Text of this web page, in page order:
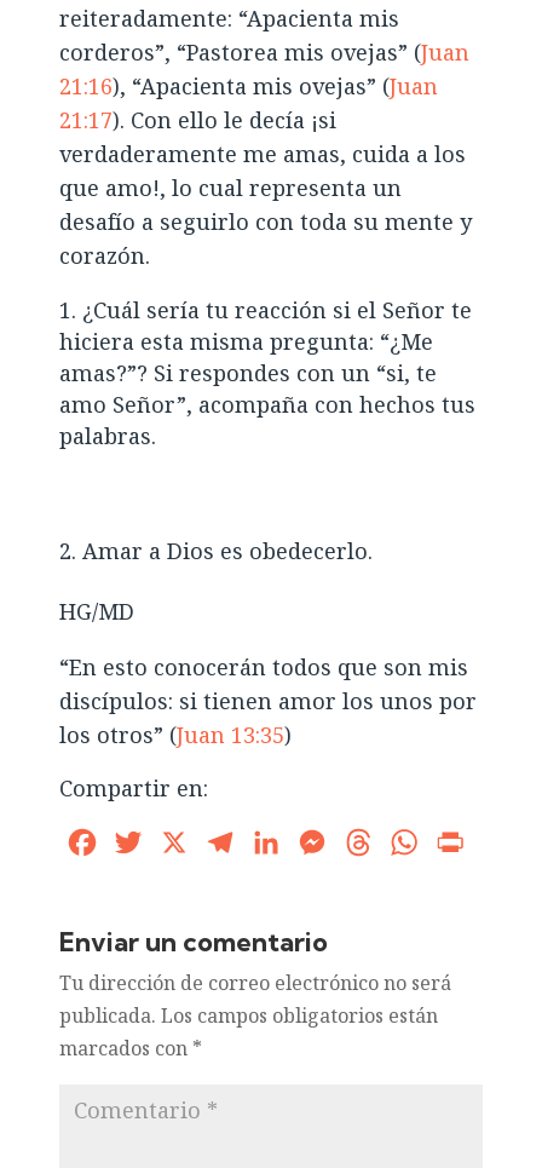
reiteradamente: “Apacienta mis
corderos”, “Pastorea mis ovejas” (Juan
21:16), “Apacienta mis ovejas” (Juan
21:17). Con ello le decía ¡si
verdaderamente me amas, cuida a los
que amo!, lo cual representa un
desafío a seguirlo con toda su mente y
corazón.
¿Cuál sería tu reacción si el Señor te
hiciera esta misma pregunta: “¿Me
amas?”? Si respondes con un “si, te
amo Señor”, acompaña con hechos tus
palabras.
Amar a Dios es obedecerlo.
HG/MD
“En esto conocerán todos que son mis
discípulos: si tienen amor los unos por
los otros” (Juan 13:35)
Compartir en:
FacebookTwitter TelegramLinkedInMessengerThreadsWhatsApp
Enviar un comentario
Tu dirección de correo electrónico no será
publicada. Los campos obligatorios están
marcados con *